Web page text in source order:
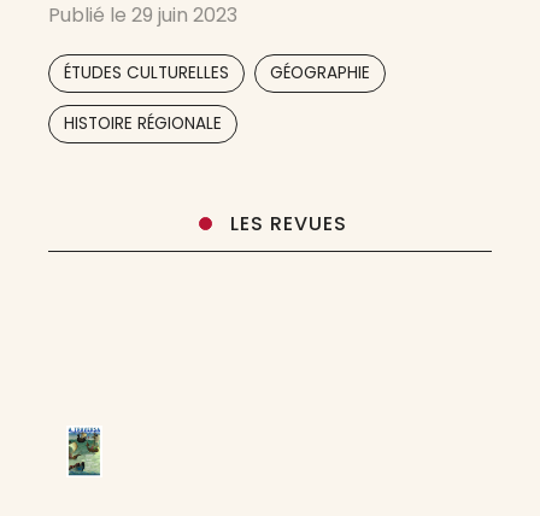
notre société et son territoire dans une phase
de transitions qui modifient à
Publié le 29 juin 2023
ÉTUDES CULTURELLES GÉOGRAPHIE
HISTOIRE RÉGIONALE
LES REVUES